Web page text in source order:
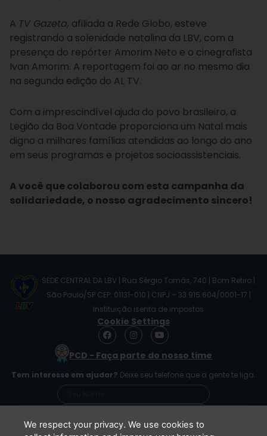
A TV Gazeta, afiliada a Rede Globo, esteve
registrando a solenidade natalina da LBV, com a
presença do repórter Amorim Neto e o cinegrafista
Ivan Amorim. A reportagem foi ao ar no mesmo dia
na segunda edição do AL TV.
Com a imprescindível ajuda do povo brasileiro, a
Legião da Boa Vontade proporciona um Natal mais
digno a milhares famílias atendidas ao longo do ano
em seus programas e projetos socioassistenciais.
A você que colaborou com esta campanha da
solidariedade, o nosso agradecimento sincero!
SEDE CENTRAL DA LBV | Rua Sérgio Tomás, 740 | Bom Retiro |
São Paulo/SP CEP: 01131-010 | CNPJ – 33.915.604/0001-17 |
Instituição isenta de impostos
Cookie Settings
F
a
e
o
o
I
n
s
t
g
r
m
Y
o
t
b
e
PCD - Faça parte do nosso time
Tem interesse em ajudar? Deixe seu telefone que a gente te liga.
We respect your privacy. We use cookies to